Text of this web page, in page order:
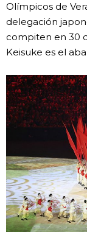
Olímpicos de
delegación
compiten en 30
Keisuke es el